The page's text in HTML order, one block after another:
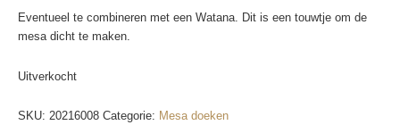
Eventueel te combineren met een Watana. Dit is een touwtje om de
mesa dicht te maken.
Uitverkocht
SKU: 20216008 Categorie: Mesa doeken